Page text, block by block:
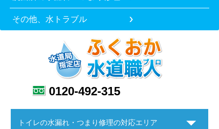
その他、水トラブル
0120-492-315
トイレの水漏れ・つまり修理の対応エリア